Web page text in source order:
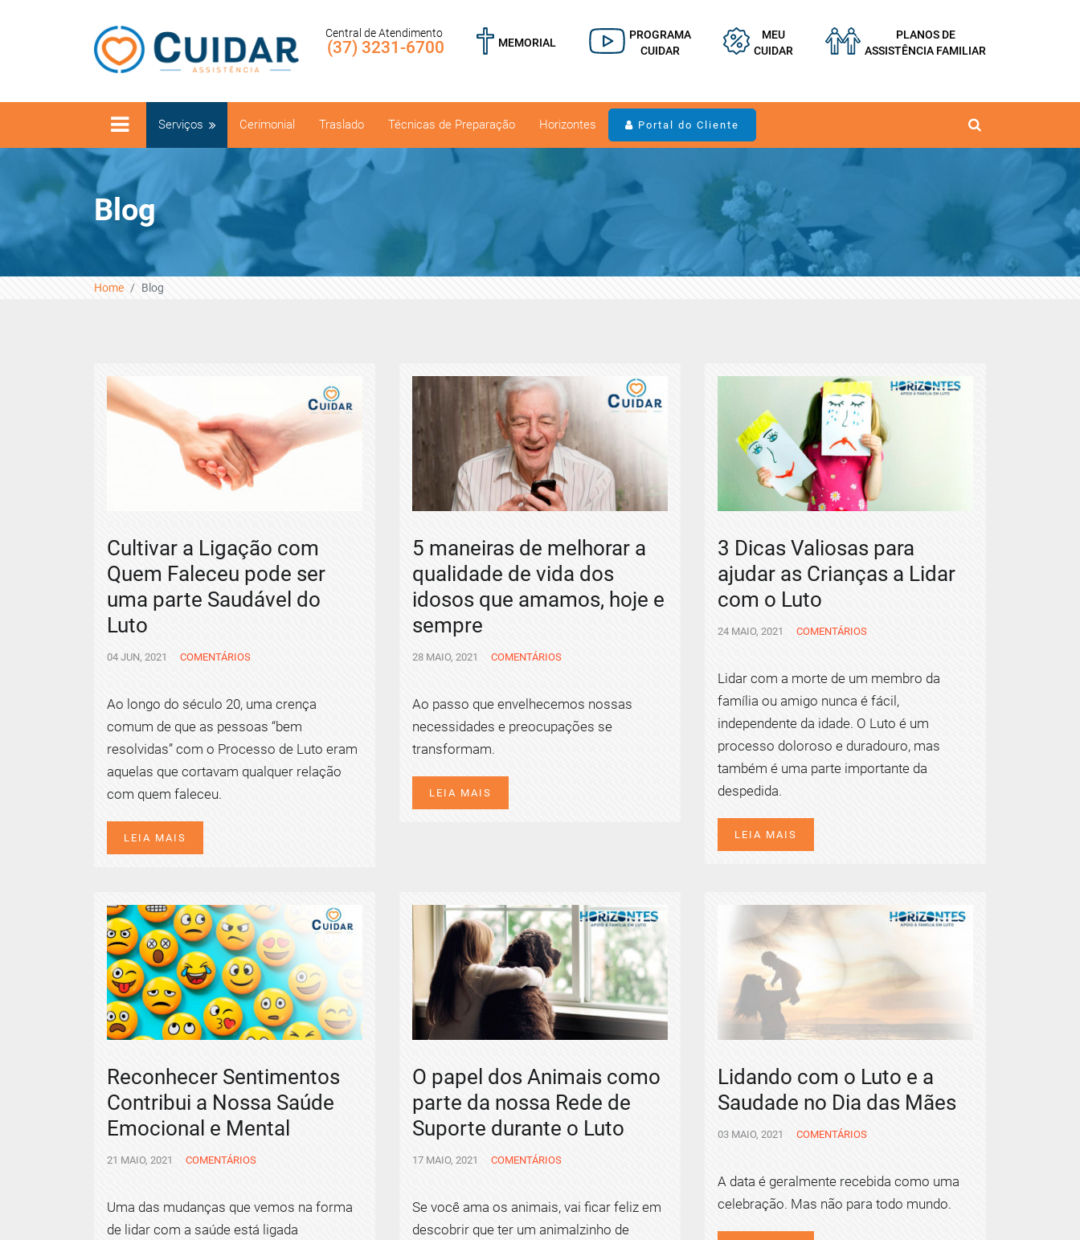
Central de Atendimento
(37) 3231-6700 MEMORIAL
PROGRAMA
CUIDAR
MEU
CUIDAR
PLANOS DE
ASSISTÊNCIA FAMILIAR
Serviços Cerimonial Traslado Técnicas de Preparação Horizontes Portal do Cliente
Blog
Home Blog
Cultivar a Ligação com
Quem Faleceu pode ser
uma parte Saudável do
Luto
04 JUN, 2021 COMENTÁRIOS
Ao longo do século 20, uma crença
comum de que as pessoas “bem
resolvidas” com o Processo de Luto eram
aquelas que cortavam qualquer relação
com quem faleceu.
LEIA MAIS
5 maneiras de melhorar a
qualidade de vida dos
idosos que amamos, hoje e
sempre
28 MAIO, 2021 COMENTÁRIOS
Ao passo que envelhecemos nossas
necessidades e preocupações se
transformam.
LEIA MAIS
3 Dicas Valiosas para
ajudar as Crianças a Lidar
com o Luto
24 MAIO, 2021 COMENTÁRIOS
Lidar com a morte de um membro da
família ou amigo nunca é fácil,
independente da idade. O Luto é um
processo doloroso e duradouro, mas
também é uma parte importante da
despedida.
LEIA MAIS
Reconhecer Sentimentos
Contribui a Nossa Saúde
Emocional e Mental
21 MAIO, 2021 COMENTÁRIOS
Uma das mudanças que vemos na forma
de lidar com a saúde está ligada
O papel dos Animais como
parte da nossa Rede de
Suporte durante o Luto
17 MAIO, 2021 COMENTÁRIOS
Se você ama os animais, vai ficar feliz em
descobrir que ter um animalzinho de
Lidando com o Luto e a
Saudade no Dia das Mães
03 MAIO, 2021 COMENTÁRIOS
A data é geralmente recebida como uma
celebração. Mas não para todo mundo.